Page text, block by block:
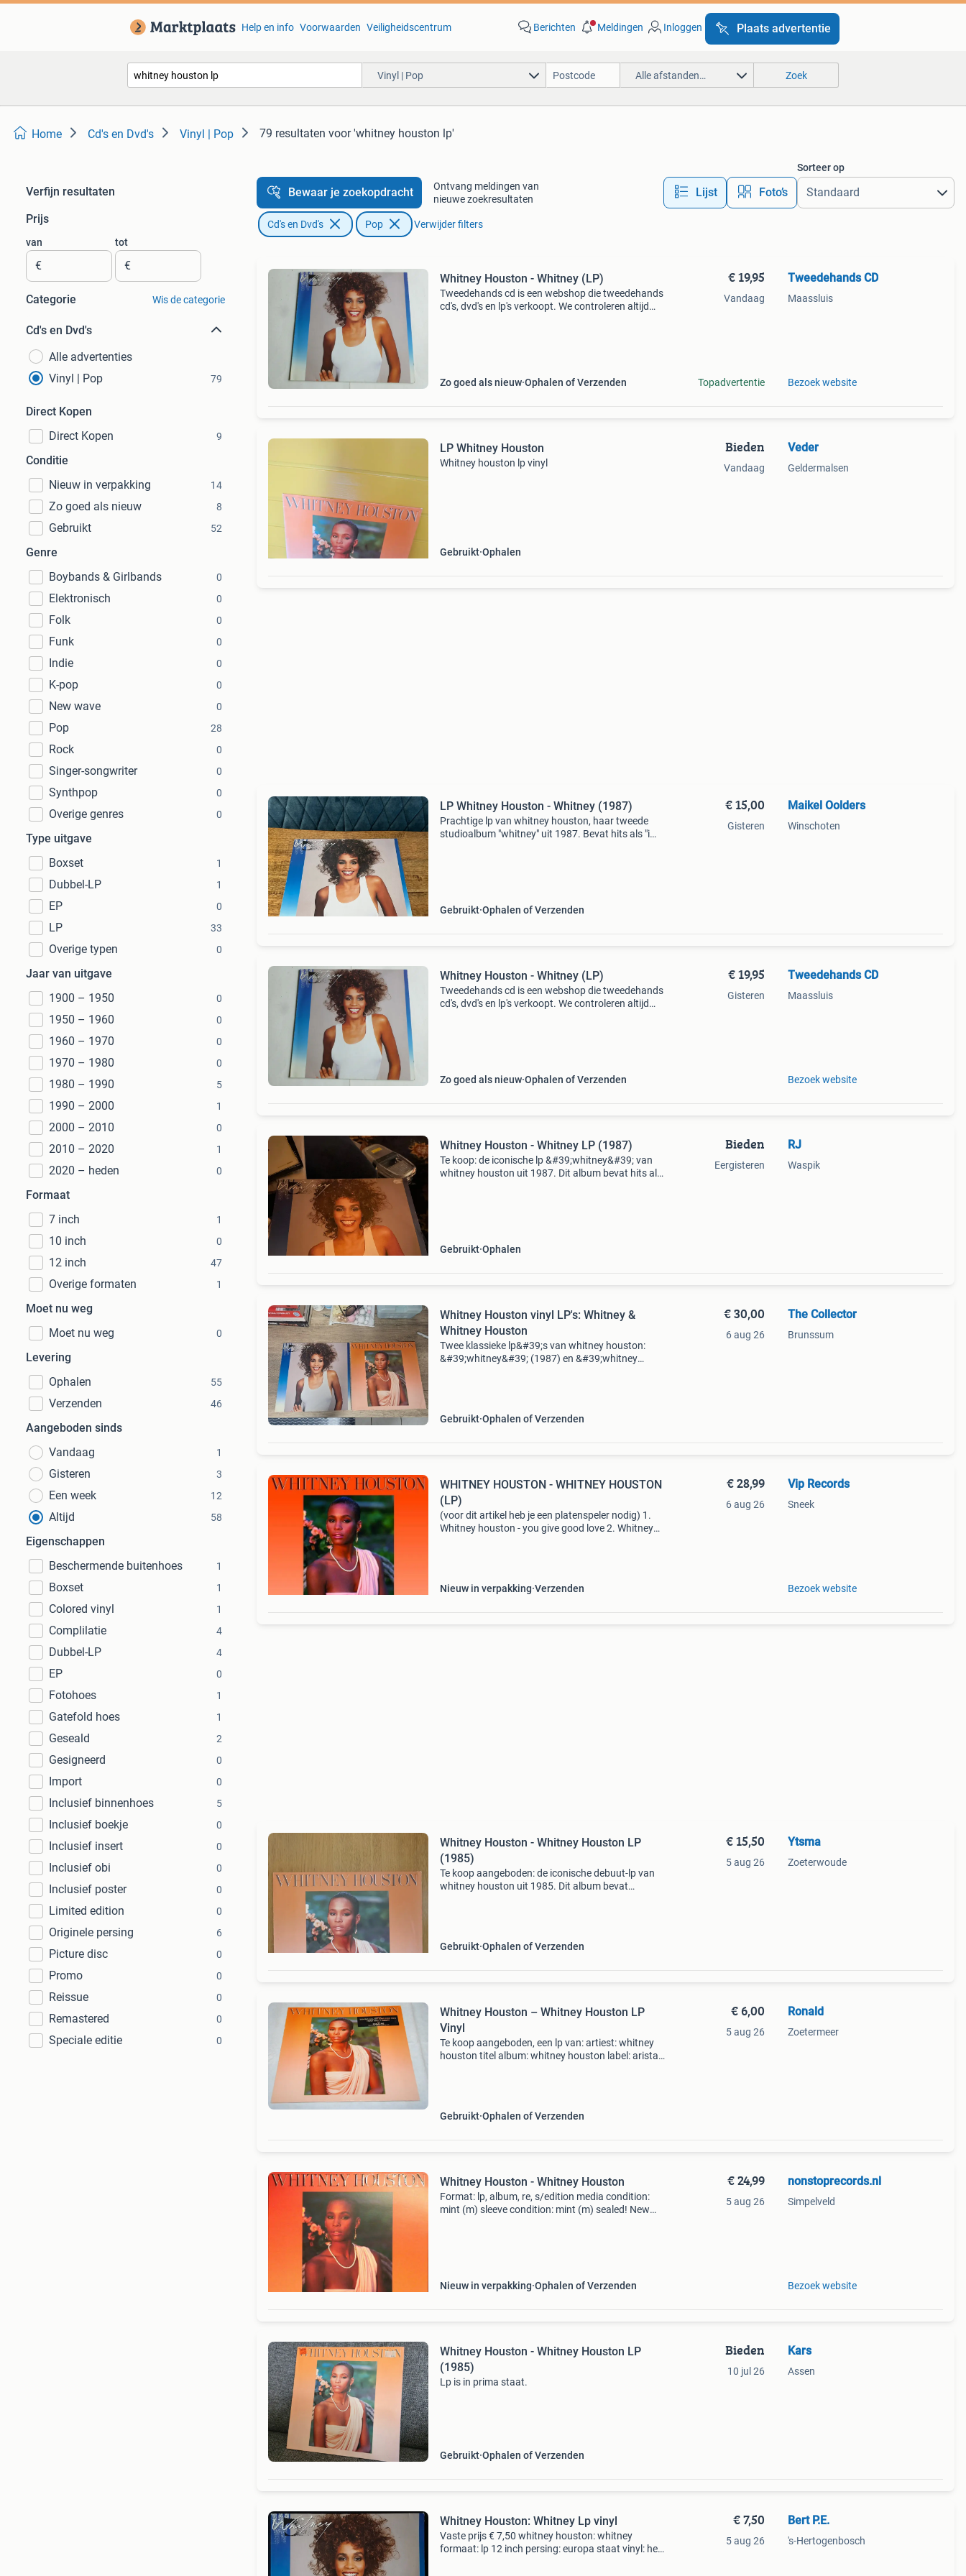
Help en info Voorwaarden Veiligheidscentrum Berichten Meldingen Inloggen Plaats advertentie
Vinyl | Pop Alle afstanden… Zoek
Home Cd's en Dvd's Vinyl | Pop 79 resultaten voor 'whitney houston lp'
Verfijn resultaten
Prijs
van
€
tot
€
Categorie Wis de categorie
Cd's en Dvd's
Alle advertenties
Vinyl | Pop
79
Direct Kopen
Direct Kopen
9
Conditie
Nieuw in verpakking
14
Zo goed als nieuw 8
Gebruikt 52
Genre
Boybands & Girlbands
0
Elektronisch 0
Folk 0
Funk 0
Indie 0
K-pop 0
New wave 0
Pop 28
Rock 0
Singer-songwriter 0
Synthpop 0
Overige genres 0
Type uitgave
Boxset
1
Dubbel-LP 1
EP 0
LP 33
Overige typen 0
Jaar van uitgave
1900 – 1950
0
1950 – 1960 0
1960 – 1970 0
1970 – 1980 0
1980 – 1990 5
1990 – 2000 1
2000 – 2010 0
2010 – 2020 1
2020 – heden 0
Formaat
7 inch
1
10 inch 0
12 inch 47
Overige formaten 1
Moet nu weg
Moet nu weg
0
Levering
Ophalen
55
Verzenden 46
Aangeboden sinds
Vandaag
1
Gisteren 3
Een week 12
Altijd 58
Eigenschappen
Beschermende buitenhoes
1
Boxset 1
Colored vinyl 1
Complilatie 4
Dubbel-LP 4
EP 0
Fotohoes 1
Gatefold hoes 1
Geseald 2
Gesigneerd 0
Import 0
Inclusief binnenhoes 5
Inclusief boekje 0
Inclusief insert 0
Inclusief obi 0
Inclusief poster 0
Limited edition 0
Originele persing 6
Picture disc 0
Promo 0
Reissue 0
Remastered 0
Speciale editie 0
Bewaar je zoekopdracht
Ontvang meldingen van
nieuwe zoekresultaten
Lijst Foto’s
Sorteer op
Cd's en Dvd's Pop Verwijder filters
Whitney Houston - Whitney (LP)
Tweedehands cd is een webshop die tweedehands
cd's, dvd's en lp's verkoopt. We controleren altijd
Zo goed als nieuw Ophalen of Verzenden
€ 19,95
Vandaag
Topadvertentie
Tweedehands CD
Maassluis
Bezoek website
LP Whitney Houston
Whitney houston lp vinyl
Gebruikt Ophalen
Bieden
Vandaag
Veder
Geldermalsen
LP Whitney Houston - Whitney (1987)
Prachtige lp van whitney houston, haar tweede
studioalbum "whitney" uit 1987. Bevat hits als "i
Gebruikt Ophalen of Verzenden
€ 15,00
Gisteren
Maikel Oolders
Winschoten
Whitney Houston - Whitney (LP)
Tweedehands cd is een webshop die tweedehands
cd's, dvd's en lp's verkoopt. We controleren altijd
Zo goed als nieuw Ophalen of Verzenden
€ 19,95
Gisteren
Tweedehands CD
Maassluis
Bezoek website
Whitney Houston - Whitney LP (1987)
Te koop: de iconische lp &#39;whitney&#39; van
whitney houston uit 1987. Dit album bevat hits als
Gebruikt Ophalen
Bieden
Eergisteren
RJ
Waspik
Whitney Houston vinyl LP's: Whitney &
Whitney Houston
Twee klassieke lp&#39;s van whitney houston:
&#39;whitney&#39; (1987) en &#39;whitney
Gebruikt Ophalen of Verzenden
€ 30,00
6 aug 26
The Collector
Brunssum
WHITNEY HOUSTON - WHITNEY HOUSTON
(LP)
(voor dit artikel heb je een platenspeler nodig) 1.
Whitney houston - you give good love 2. Whitney
Nieuw in verpakking Verzenden
€ 28,99
6 aug 26
Vip Records
Sneek
Bezoek website
Whitney Houston - Whitney Houston LP
(1985)
Te koop aangeboden: de iconische debuut-lp van
whitney houston uit 1985. Dit album bevat
Gebruikt Ophalen of Verzenden
€ 15,50
5 aug 26
Ytsma
Zoeterwoude
Whitney Houston – Whitney Houston LP
Vinyl
Te koop aangeboden, een lp van: artiest: whitney
houston titel album: whitney houston label: arista
Gebruikt Ophalen of Verzenden
€ 6,00
5 aug 26
Ronald
Zoetermeer
Whitney Houston - Whitney Houston
Format: lp, album, re, s/edition media condition:
mint (m) sleeve condition: mint (m) sealed! New
Nieuw in verpakking Ophalen of Verzenden
€ 24,99
5 aug 26
nonstoprecords.nl
Simpelveld
Bezoek website
Whitney Houston - Whitney Houston LP
(1985)
Lp is in prima staat.
Gebruikt Ophalen of Verzenden
Bieden
10 jul 26
Kars
Assen
Whitney Houston: Whitney Lp vinyl
Vaste prijs € 7,50 whitney houston: whitney
formaat: lp 12 inch persing: europa staat vinyl: heel
€ 7,50
5 aug 26
Bert P.E.
's-Hertogenbosch